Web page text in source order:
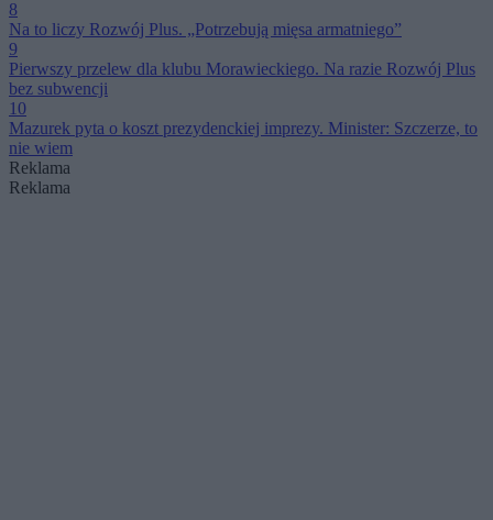
8
Na to liczy Rozwój Plus. „Potrzebują mięsa armatniego”
9
Pierwszy przelew dla klubu Morawieckiego. Na razie Rozwój Plus
bez subwencji
10
Mazurek pyta o koszt prezydenckiej imprezy. Minister: Szczerze, to
nie wiem
Reklama
Reklama